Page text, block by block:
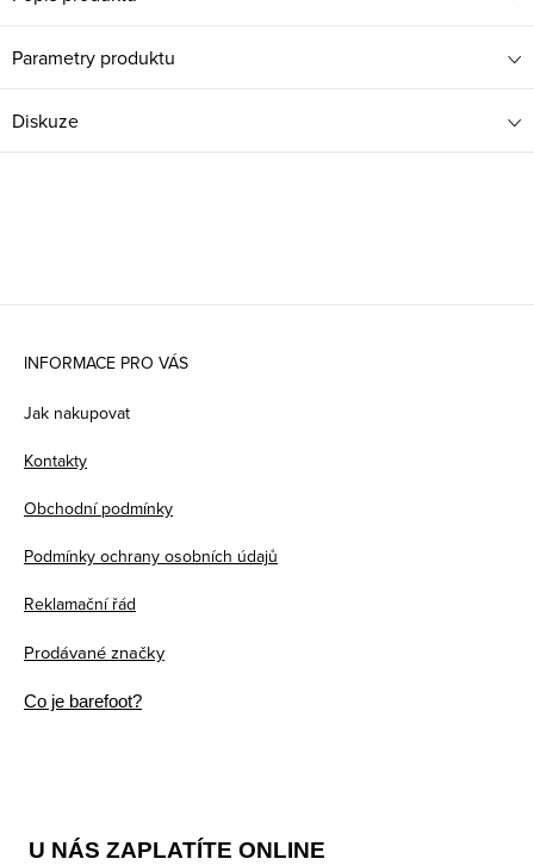
Parametry produktu
Diskuze
INFORMACE PRO VÁS
Jak nakupovat
Kontakty
Obchodní podmínky
Podmínky ochrany osobních údajů
Reklamační řád
Prodávané značky
Co je barefoot?
U NÁS ZAPLATÍTE ONLINE